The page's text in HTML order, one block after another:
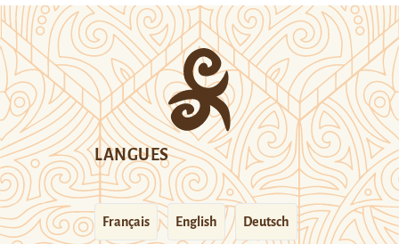
LANGUES
Français English Deutsch